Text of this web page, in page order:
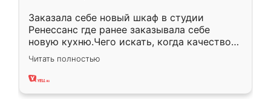
Заказала себе новый шкаф в студии
Ренессанс где ранее заказывала себе
новую кухню.Чего искать, когда качеством
вполне довольна. Служит кухня уже почти
два года, нареканий нет.
Читать полностью